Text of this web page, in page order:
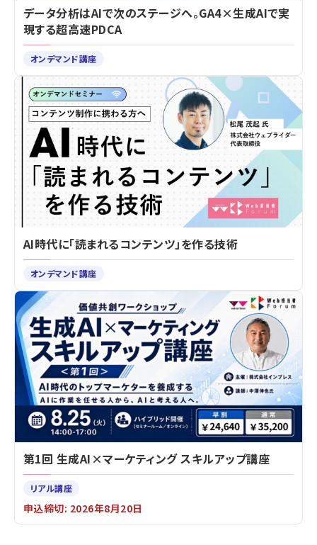
データ分析はAIで次のステージへ。GA4×生成AIで実
現する超高速PDCA
オンデマンド講座
AI時代に「読まれるコンテンツ」を作る技術
オンデマンド講座
第1回 生成AI×マーケティング スキルアップ講座
リアル講座
申込締切: 2026年8月20日